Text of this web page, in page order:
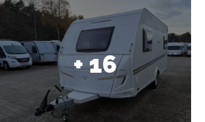
+ 16